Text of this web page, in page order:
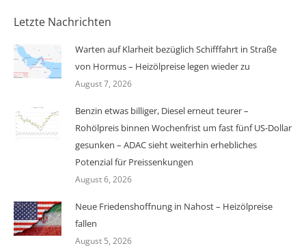
Letzte Nachrichten
Warten auf Klarheit bezüglich Schifffahrt in Straße
von Hormus – Heizölpreise legen wieder zu
August 7, 2026
Benzin etwas billiger, Diesel erneut teurer –
Rohölpreis binnen Wochenfrist um fast fünf US-Dollar
gesunken – ADAC sieht weiterhin erhebliches
Potenzial für Preissenkungen
August 6, 2026
Neue Friedenshoffnung in Nahost – Heizölpreise
fallen
August 5, 2026